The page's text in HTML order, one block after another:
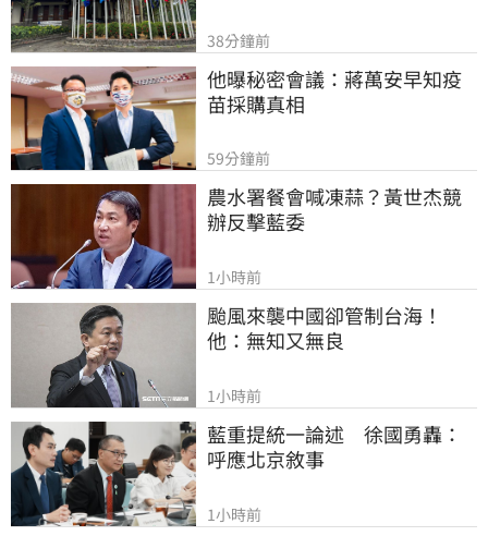
38分鐘前
他曝秘密會議：蔣萬安早知疫
苗採購真相
59分鐘前
農水署餐會喊凍蒜？黃世杰競
辦反擊藍委
1小時前
颱風來襲中國卻管制台海！
他：無知又無良
1小時前
藍重提統一論述　徐國勇轟：
呼應北京敘事
1小時前